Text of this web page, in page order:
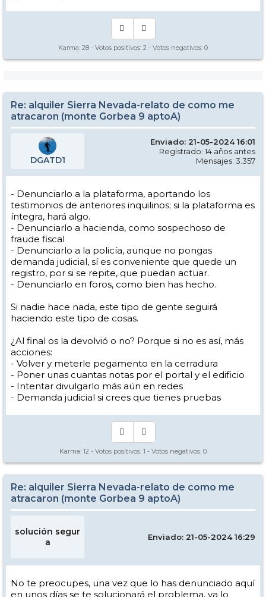
Karma: 28 - Votos positivos: 2 - Votos negativos: 0
Re: alquiler Sierra Nevada-relato de como me
atracaron (monte Gorbea 9 aptoA)
DGATD1
Enviado: 21-05-2024 16:01
Registrado: 14 años antes
Mensajes: 3.357
- Denunciarlo a la plataforma, aportando los
testimonios de anteriores inquilinos; si la plataforma es
íntegra, hará algo.
- Denunciarlo a hacienda, como sospechoso de
fraude fiscal
- Denunciarlo a la policía, aunque no pongas
demanda judicial, sí es conveniente que quede un
registro, por si se repite, que puedan actuar.
- Denunciarlo en foros, como bien has hecho.
Si nadie hace nada, este tipo de gente seguirá
haciendo este tipo de cosas.
¿Al final os la devolvió o no? Porque si no es así, más
acciones:
- Volver y meterle pegamento en la cerradura
- Poner unas cuantas notas por el portal y el edificio
- Intentar divulgarlo más aún en redes
- Demanda judicial si crees que tienes pruebas
Karma: 12 - Votos positivos: 1 - Votos negativos: 0
Re: alquiler Sierra Nevada-relato de como me
atracaron (monte Gorbea 9 aptoA)
solución segur
a
Enviado: 21-05-2024 16:29
No te preocupes, una vez que lo has denunciado aquí
en unos días se te solucionará el problema, ya lo